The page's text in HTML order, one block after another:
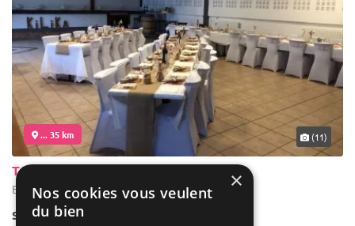
... 35 km (11)
Trinquet Kilika
Bordeaux - Gironde (33)
Salle de réception
×
Nos cookies vous veulent
du bien